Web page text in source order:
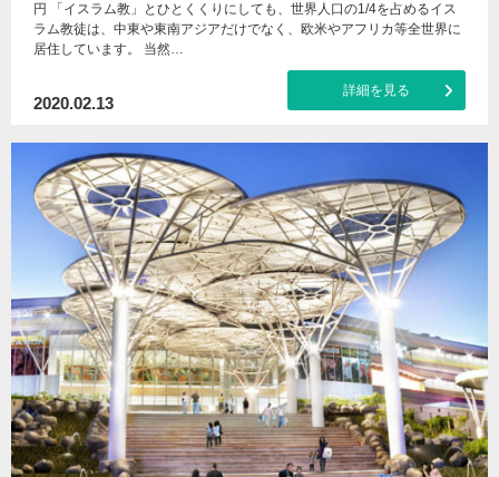
円 「イスラム教」とひとくくりにしても、世界人口の1/4を占めるイス
ラム教徒は、中東や東南アジアだけでなく、欧米やアフリカ等全世界に
居住しています。 当然…
2020.02.13
詳細を見る